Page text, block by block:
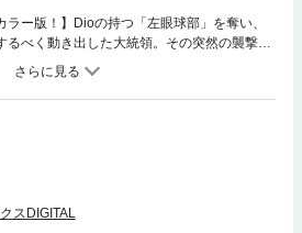
ラー版！】Dioの持つ「左眼球部」を奪い、
るべく動き出した大統領。その突然の襲撃を
を組まざる得ない状況に。未だ見えぬ大統
とは…!?
スDIGITAL